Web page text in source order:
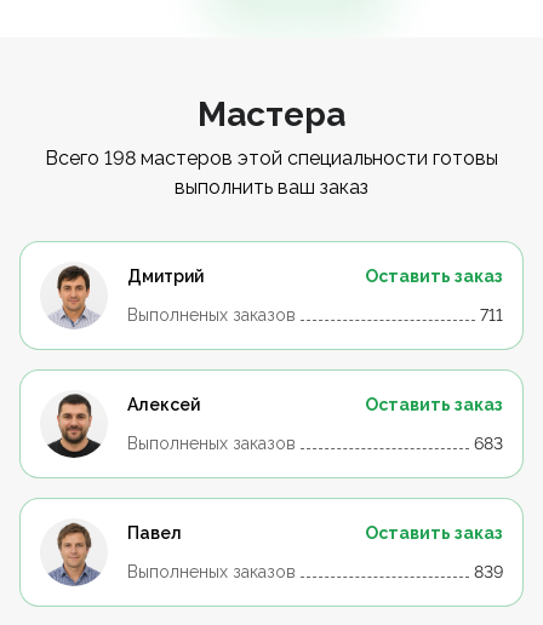
Мастера
Всего 198 мастеров этой специальности готовы
выполнить ваш заказ
Дмитрий
Оставить заказ
Выполненых заказов
711
Алексей
Оставить заказ
Выполненых заказов
683
Павел
Оставить заказ
Выполненых заказов
839